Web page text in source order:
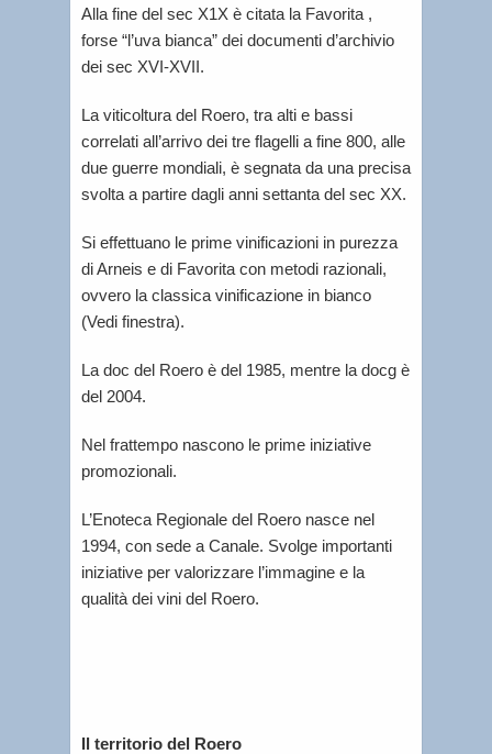
Alla fine del sec X1X è citata la Favorita ,
forse “l’uva bianca” dei documenti d’archivio
dei sec XVI-XVII.
La viticoltura del Roero, tra alti e bassi
correlati all’arrivo dei tre flagelli a fine 800, alle
due guerre mondiali, è segnata da una precisa
svolta a partire dagli anni settanta del sec XX.
Si effettuano le prime vinificazioni in purezza
di Arneis e di Favorita con metodi razionali,
ovvero la classica vinificazione in bianco
(Vedi finestra).
La doc del Roero è del 1985, mentre la docg è
del 2004.
Nel frattempo nascono le prime iniziative
promozionali.
L’Enoteca Regionale del Roero nasce nel
1994, con sede a Canale. Svolge importanti
iniziative per valorizzare l’immagine e la
qualità dei vini del Roero.
Il territorio del Roero